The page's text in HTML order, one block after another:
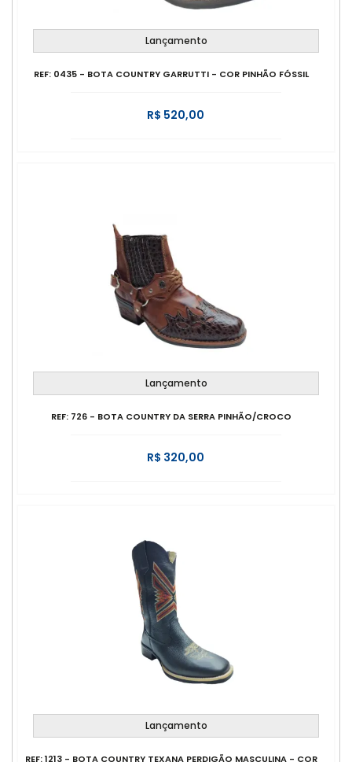
Lançamento
REF: 0435 - BOTA COUNTRY GARRUTTI - COR PINHÃO FÓSSIL
R$ 520,00
Lançamento
REF: 726 - BOTA COUNTRY DA SERRA PINHÃO/CROCO
R$ 320,00
Lançamento
REF: 1213 - BOTA COUNTRY TEXANA PERDIGÃO MASCULINA - COR